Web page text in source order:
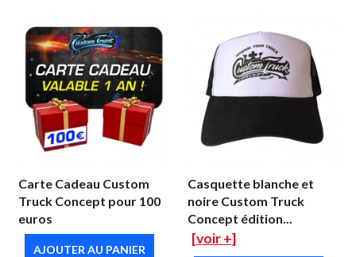
Carte Cadeau Custom
Truck Concept pour 100
euros
AJOUTER AU PANIER
Casquette blanche et
noire Custom Truck
Concept édition...
[voir +]